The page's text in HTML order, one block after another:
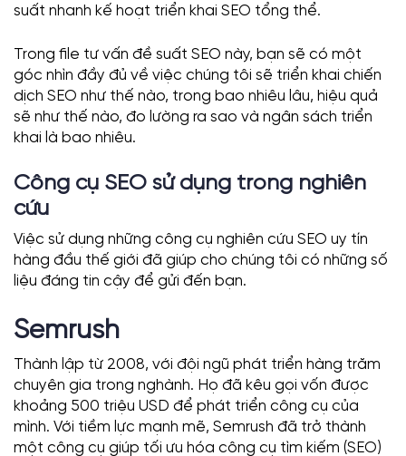
suất nhanh kế hoạt triển khai SEO tổng thể.
Trong file tư vấn đề suất SEO này, bạn sẽ có một
góc nhìn đầy đủ về việc chúng tôi sẽ triển khai chiến
dịch SEO như thế nào, trong bao nhiêu lâu, hiệu quả
sẽ như thế nào, đo lường ra sao và ngân sách triển
khai là bao nhiêu.
Công cụ SEO sử dụng trong nghiên
cứu
Việc sử dụng những công cụ nghiên cứu SEO uy tín
hàng đầu thế giới đã giúp cho chúng tôi có những số
liệu đáng tin cậy để gửi đến bạn.
Semrush
Thành lập từ 2008, với đội ngũ phát triển hàng trăm
chuyên gia trong nghành. Họ đã kêu gọi vốn được
khoảng 500 triệu USD để phát triển công cụ của
mình. Với tiềm lực mạnh mẽ, Semrush đã trở thành
một công cụ giúp tối ưu hóa công cụ tìm kiếm (SEO)